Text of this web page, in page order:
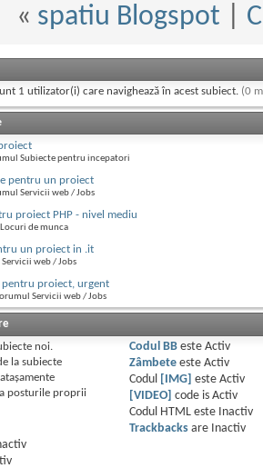
« spatiu Blogspot
1 utilizator(i) care navighează în acest subiect. (0
Subiecte pentru incepatori
pentru un proiect
Servicii web / Jobs
proiect PHP - nivel mediu
de munca
un proiect in .it
web / Jobs
pentru proiect, urgent
Servicii web / Jobs
noi.
la subiecte
posturile proprii
Codul BBeste Activ
Zâmbeteeste Activ
Codul
[IMG] este Activ
[VIDEO]
code is Activ
Codul HTML este
Inactiv
Trackbacksare
Inactiv